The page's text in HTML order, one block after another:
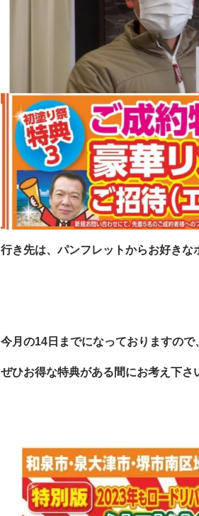
行き先は、パンフレットからお好きな
今月の14日までになっておりますので
ぜひお得な特典がある間にお考え下さ